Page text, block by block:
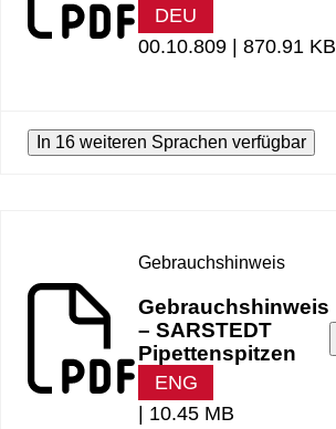
DEU
00.10.809 | 870.91 KB
In 16 weiteren Sprachen verfügbar
Gebrauchshinweis
Gebrauchshinweis
– SARSTEDT
Pipettenspitzen
ENG
| 10.45 MB